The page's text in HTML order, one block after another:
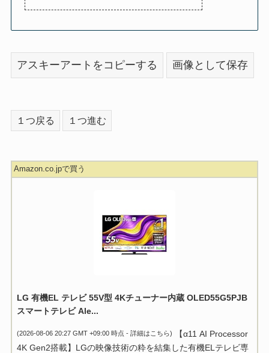
アスキーアートをコピーする 画像として保存
１つ戻る １つ進む
Amazon.co.jpで買う
LG 有機EL テレビ 55V型 4Kチューナー内蔵 OLED55G5PJB
スマートテレビ Ale...
(2026-08-06 20:27 GMT +09:00 時点 - 詳細はこちら)
【α11 AI Processor
4K Gen2搭載】LGの映像技術の粋を結集した有機ELテレビ専